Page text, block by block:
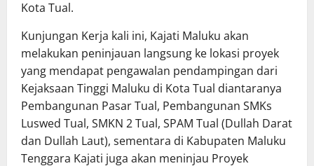
Kota Tual.
Kunjungan Kerja kali ini, Kajati Maluku akan
melakukan peninjauan langsung ke lokasi proyek
yang mendapat pengawalan pendampingan dari
Kejaksaan Tinggi Maluku di Kota Tual diantaranya
Pembangunan Pasar Tual, Pembangunan SMKs
Luswed Tual, SMKN 2 Tual, SPAM Tual (Dullah Darat
dan Dullah Laut), sementara di Kabupaten Maluku
Tenggara Kajati juga akan meninjau Proyek